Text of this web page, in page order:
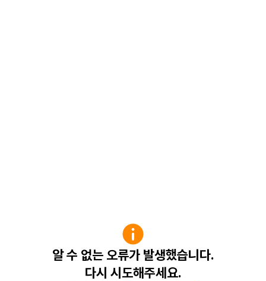
알 수 없는 오류가 발생했습니다.
다시 시도해주세요.